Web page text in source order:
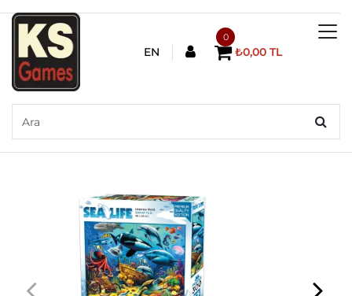
EN
0
₺0,00 TL